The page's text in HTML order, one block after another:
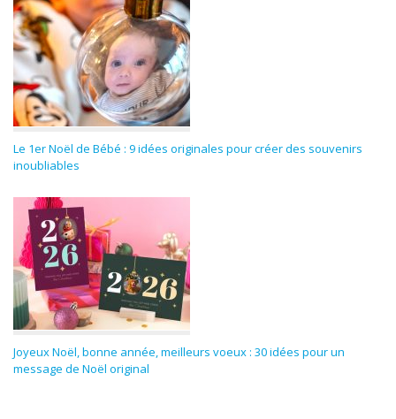
Le 1er Noël de Bébé : 9 idées originales pour créer des souvenirs
inoubliables
Joyeux Noël, bonne année, meilleurs voeux : 30 idées pour un
message de Noël original